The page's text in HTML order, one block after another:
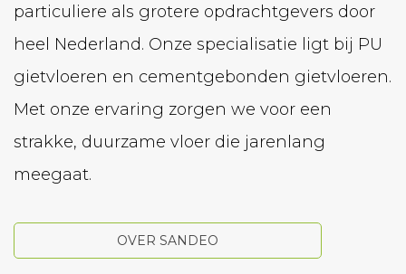
particuliere als grotere opdrachtgevers door
heel Nederland. Onze specialisatie ligt bij PU
gietvloeren en cementgebonden gietvloeren.
Met onze ervaring zorgen we voor een
strakke, duurzame vloer die jarenlang
meegaat.
OVER SANDEO